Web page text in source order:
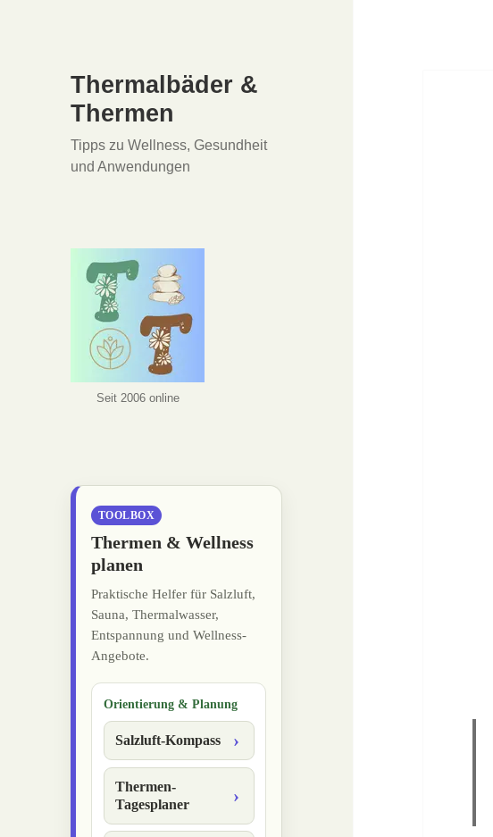
Thermalbäder &
Thermen
Tipps zu Wellness, Gesundheit
und Anwendungen
Seit 2006 online
TOOLBOX
Thermen & Wellness
planen
Praktische Helfer für Salzluft,
Sauna, Thermalwasser,
Entspannung und Wellness-
Angebote.
Orientierung & Planung
Salzluft-Kompass
Thermen-
Tagesplaner